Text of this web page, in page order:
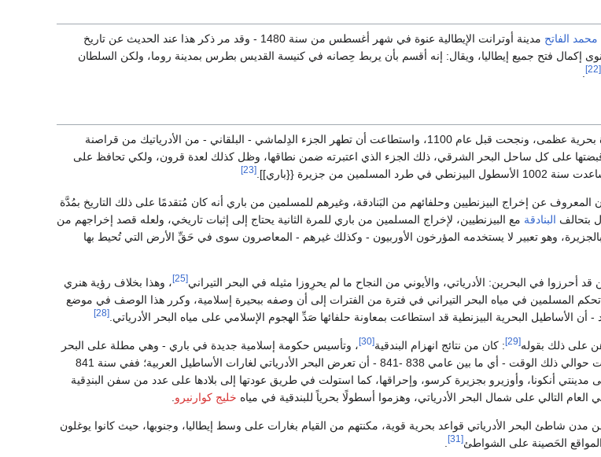
محمد الفاتح
مدينة أوترانت الإيطالية عنوة في شهر أغسطس من سنة 1480 - وقد مر ذكر هذا عند الحديث عن تاريخ
إكمال فتح جميع إيطاليا، ويقال: إنه أقسم بأن يربط حِصانه في كنيسة القديس بطرس بمدينة روما، ولكن السلطان
[22]
آنذاك قوة بحرية عظمى، ونجحت قبل عام 1100، واستطاعت أن تطهر الجزء الدِلماشي - البلقاني - من الأدرياتيك من قراصنة
قبضتها على كل ساحل البحر الشرقي، ذلك الجزء الذي اعتبرته ضمن نطاقها، وظل كذلك لعدة قرون، ولكي تحافظ على
الأسطول البيزنطي في طرد المسلمين من جزيرة {{باري]]. [23]
المعروف عن إخراج البيزنطيين وحلفائهم من البَنادقة، وغيرهم للمسلمين من باري أنه كان مُتقدمًا على ذلك التاريخ بمُدَّة
بتحالف البنادقة مع البيزنطيين، لإخراج المسلمين من باري للمرة الثانية يحتاج إلى إثبات تاريخي، ولعله قصد إخراجهم من
بالجزيرة، وهو تعبير لا يستخدمه المؤرخون الأوربيون - وكذلك غيرهم - المعاصرون سوى في حَقِّ الأرض التي تُحيط بها
أحرزوا في البحرين: الأدرياتي، والأيوني من النجاح ما لم يحرِوزا مثيله في البحر التيراني[25]
، وهذا بخلاف رؤية هنري
المسلمين في مياه البحر التيراني في فترة من الفترات إلى أن وصفه ببحيرة إسلامية، وكرر هذا الوصف في موضع
الأساطيل البحرية البيزنطية قد استطاعت بمعاونة حلفائها صَدِّ الهجوم الإسلامي على مياه البحر الأدرياتي. [28]
على ذلك بقوله[29] : كان من نتائج انهزام البندقية[30]
، وتأسيس حكومة إسلامية جديدة في باري - وهي مطلة على البحر
الأدرياتي - واستيلاء مسلمي كريت على طارنت حوالي ذلك الوقت - أي ما بين عامي 838 -841 - أن تعرض البحر الأدرياتي لغارات الأساطيل العربية؛ ففي سنة 841
مدينتي أنكونا، وأوزيرو بجزيرة كرسو، وإحراقها، كما استولت في طريق عودتها إلى بلادها على عدد من سفن البندِقية
العام التالي على شمال البحر الأدرياتي، وهزموا أسطولًا بحرياً للبندقية في مياه خليج كوارنيرو
شاطئ البحر الأدرياتي قواعد بحرية قوية، مكنتهم من القيام بغارات على وسط إيطاليا، وجنوبها، حيث كانوا يوغلون
الحَصينة على الشواطئ[31]